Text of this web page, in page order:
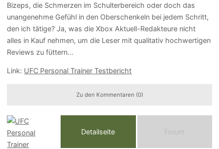
Bizeps, die Schmerzen im Schulterbereich oder doch das
unangenehme Gefühl in den Oberschenkeln bei jedem Schritt,
den ich tätige? Ja, was die Xbox Aktuell-Redakteure nicht
alles in Kauf nehmen, um die Leser mit qualitativ hochwertigen
Reviews zu füttern...
Link: UFC Personal Trainer Testbericht
Zu den Kommentaren (0)
Detailseite Forum